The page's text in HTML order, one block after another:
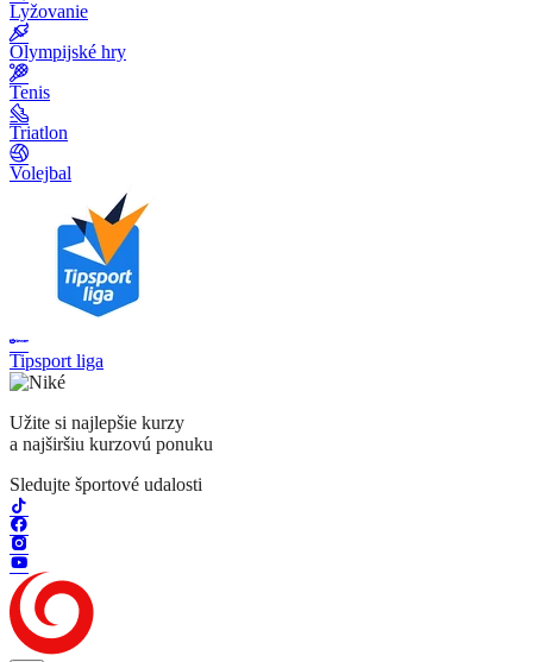
Lyžovanie
Olympijské hry
Tenis
Triatlon
Volejbal
Tipsport liga
Užite si najlepšie kurzy
a najširšiu kurzovú ponuku
Sledujte športové udalosti